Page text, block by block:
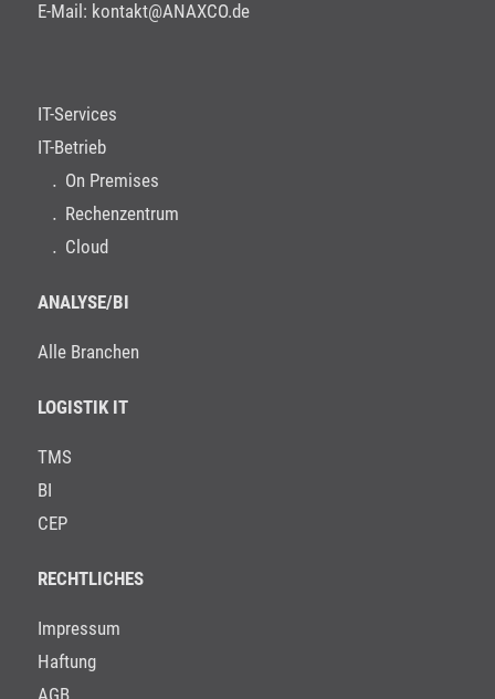
E-Mail: kontakt@ANAXCO.de
IT-Services
IT-Betrieb
On Premises
Rechenzentrum
Cloud
ANALYSE/BI
Alle Branchen
LOGISTIK IT
TMS
BI
CEP
RECHTLICHES
Impressum
Haftung
AGB